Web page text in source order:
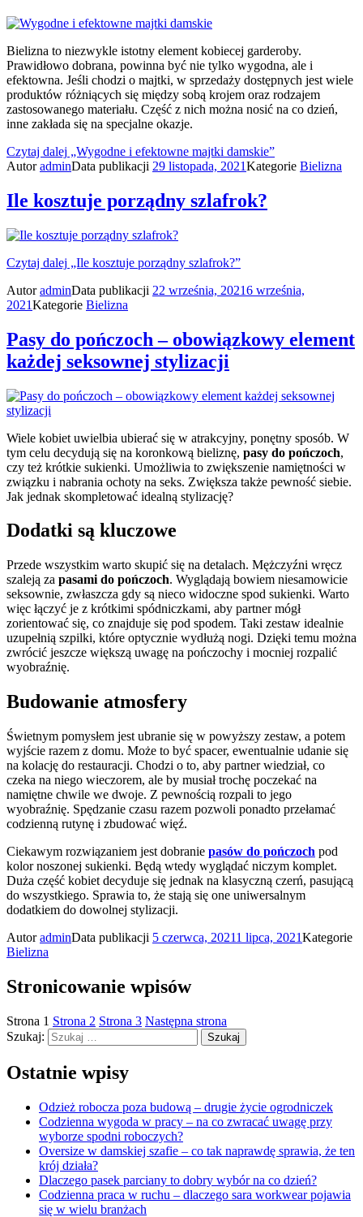
Bielizna to niezwykle istotny element kobiecej garderoby.
Prawidłowo dobrana, powinna być nie tylko wygodna, ale i
efektowna. Jeśli chodzi o majtki, w sprzedaży dostępnych jest wiele
produktów różniących się między sobą krojem oraz rodzajem
zastosowanego materiału. Część z nich można nosić na co dzień,
inne zakłada się na specjalne okazje.
Czytaj dalej „Wygodne i efektowne majtki damskie”
AutoradminData publikacji 29 listopada, 2021Kategorie Bielizna
Ile kosztuje porządny szlafrok?
Czytaj dalej „Ile kosztuje porządny szlafrok?”
AutoradminData publikacji 22 września, 20216 września,
2021Kategorie Bielizna
Pasy do pończoch – obowiązkowy element
każdej seksownej stylizacji
Wiele kobiet uwielbia ubierać się w atrakcyjny, ponętny sposób. W
tym celu decydują się na koronkową bieliznę, pasy do pończoch,
czy też krótkie sukienki. Umożliwia to zwiększenie namiętności w
związku i nabrania ochoty na seks. Zwiększa także pewność siebie.
Jak jednak skompletować idealną stylizację?
Dodatki są kluczowe
Przede wszystkim warto skupić się na detalach. Mężczyźni wręcz
szaleją za pasami do pończoch. Wyglądają bowiem niesamowicie
seksownie, zwłaszcza gdy są nieco widoczne spod sukienki. Warto
więc łączyć je z krótkimi spódniczkami, aby partner mógł
zorientować się, co znajduje się pod spodem. Taki zestaw idealnie
uzupełnią szpilki, które optycznie wydłużą nogi. Dzięki temu można
zwrócić jeszcze większą uwagę na pończochy i mocniej rozpalić
wyobraźnię.
Budowanie atmosfery
Świetnym pomysłem jest ubranie się w powyższy zestaw, a potem
wyjście razem z domu. Może to być spacer, ewentualnie udanie się
na kolację do restauracji. Chodzi o to, aby partner wiedział, co
czeka na niego wieczorem, ale by musiał trochę poczekać na
namiętne chwile we dwoje. Z pewnością rozpali to jego
wyobraźnię. Spędzanie czasu razem pozwoli ponadto przełamać
codzienną rutynę i zbudować więź.
Ciekawym rozwiązaniem jest dobranie pasów do pończoch pod
kolor noszonej sukienki. Będą wtedy wyglądać niczym komplet.
Duża część kobiet decyduje się jednak na klasyczną czerń, pasującą
do wszystkiego. Sprawia to, że stają się one uniwersalnym
dodatkiem do dowolnej stylizacji.
AutoradminData publikacji 5 czerwca, 20211 lipca, 2021Kategorie
Bielizna
Stronicowanie wpisów
Strona 1 Strona 2 Strona 3 Następna strona
Szukaj:
Szukaj
Ostatnie wpisy
Odzież robocza poza budową – drugie życie ogrodniczek
Codzienna wygoda w pracy – na co zwracać uwagę przy
wyborze spodni roboczych?
Oversize w damskiej szafie – co tak naprawdę sprawia, że ten
krój działa?
Dlaczego pasek parciany to dobry wybór na co dzień?
Codzienna praca w ruchu – dlaczego sara workwear pojawia
się w wielu branżach